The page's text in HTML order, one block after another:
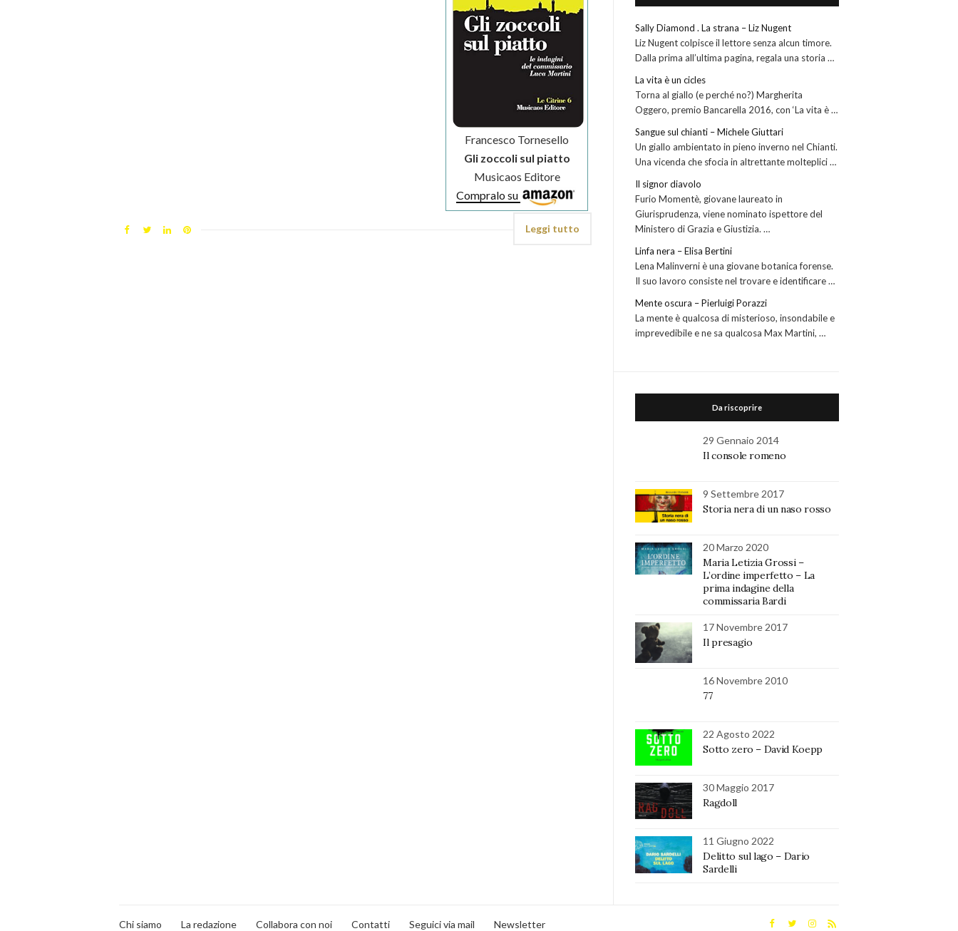
Francesco Tornesello
Gli zoccoli sul piatto
Musicaos Editore
Compralo su
Leggi tutto
Sally Diamond . La strana – Liz Nugent
Liz Nugent colpisce il lettore senza alcun timore.
Dalla prima all’ultima pagina, regala una storia …
La vita è un cicles
Torna al giallo (e perché no?) Margherita
Oggero, premio Bancarella 2016, con ‘La vita è …
Sangue sul chianti – Michele Giuttari
Un giallo ambientato in pieno inverno nel Chianti.
Una vicenda che sfocia in altrettante molteplici …
Il signor diavolo
Furio Momentè, giovane laureato in
Giurisprudenza, viene nominato ispettore del
Ministero di Grazia e Giustizia. …
Linfa nera – Elisa Bertini
Lena Malinverni è una giovane botanica forense.
Il suo lavoro consiste nel trovare e identificare …
Mente oscura – Pierluigi Porazzi
La mente è qualcosa di misterioso, insondabile e
imprevedibile e ne sa qualcosa Max Martini, …
Da riscoprire
29 Gennaio 2014
Il console romeno
9 Settembre 2017
Storia nera di un naso rosso
20 Marzo 2020
Maria Letizia Grossi –
L’ordine imperfetto – La
prima indagine della
commissaria Bardi
17 Novembre 2017
Il presagio
16 Novembre 2010
77
22 Agosto 2022
Sotto zero – David Koepp
30 Maggio 2017
Ragdoll
11 Giugno 2022
Delitto sul lago – Dario
Sardelli
Chi siamo La redazione Collabora con noi Contatti Seguici via mail Newsletter